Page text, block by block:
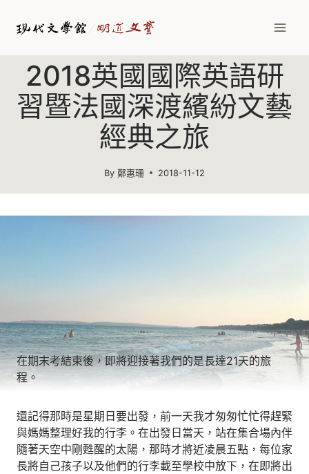
2018英國國際英語研
習暨法國深渡繽紛文藝
經典之旅
By 鄭惠珊 2018-11-12
在期末考結束後，即將迎接著我們的是長達21天的旅
程。
還記得那時是星期日要出發，前一天我才匆匆忙忙得趕緊
與媽媽整理好我的行李。在出發日當天，站在集合場內伴
隨著天空中剛甦醒的太陽，那時才將近凌晨五點，每位家
長將自己孩子以及他們的行李載至學校中放下，在即將出